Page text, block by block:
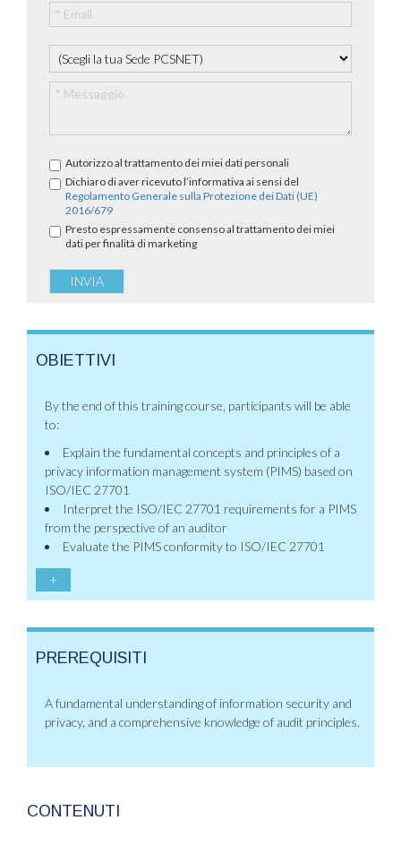
Autorizzo al trattamento dei miei dati personali
Dichiaro di aver ricevuto l’informativa ai sensi del
Regolamento Generale sulla Protezione dei Dati (UE)
2016/679
Presto espressamente consenso al trattamento dei miei
dati per finalità di marketing
OBIETTIVI
By the end of this training course, participants will be able
to:
Explain the fundamental concepts and principles of a
privacy information management system (PIMS) based on
ISO/IEC 27701
Interpret the ISO/IEC 27701 requirements for a PIMS
from the perspective of an auditor
Evaluate the PIMS conformity to ISO/IEC 27701
+
PREREQUISITI
A fundamental understanding of information security and
privacy, and a comprehensive knowledge of audit principles.
CONTENUTI